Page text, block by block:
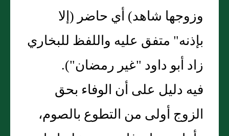
وزوجها شاهد) أي حاضر (إلا
بإذنه" متفق عليه واللفظ للبخاري
زاد أبو داود "غير رمضان").
فيه دليل على أن الوفاء بحق
الزوج أولى من التطوع بالصوم،